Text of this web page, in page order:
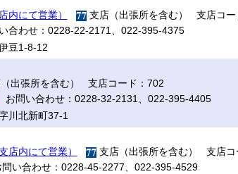
内にて営業）
支店（出張所を含む） 支店コー
合わせ：0228-22-2171、022-395-4375
豆1-8-12
出張所を含む） 支店コード：702
お問い合わせ：0228-32-2131、022-395-4405
川北新町37-1
店内にて営業）
支店（出張所を含む） 支店コ
い合わせ：0228-45-2277、022-395-4529